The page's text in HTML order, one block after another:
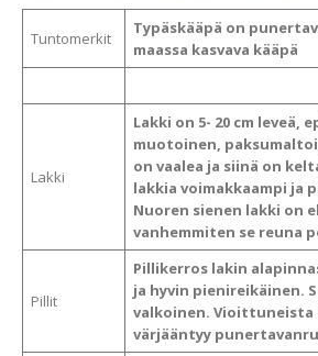
Tuntomerkit
Typäskääpä on
maassa kasvava kääpä
Lakki
Lakki on 5- 20 cm leveä,
muotoinen,
on vaalea ja siinä on
lakkia voimakkaampi ja
Nuoren sienen lakki on
vanhemmiten se reuna
Pillit
Pillikerros lakin
ja hyvin pienireikäinen.
valkoinen.
värjääntyy